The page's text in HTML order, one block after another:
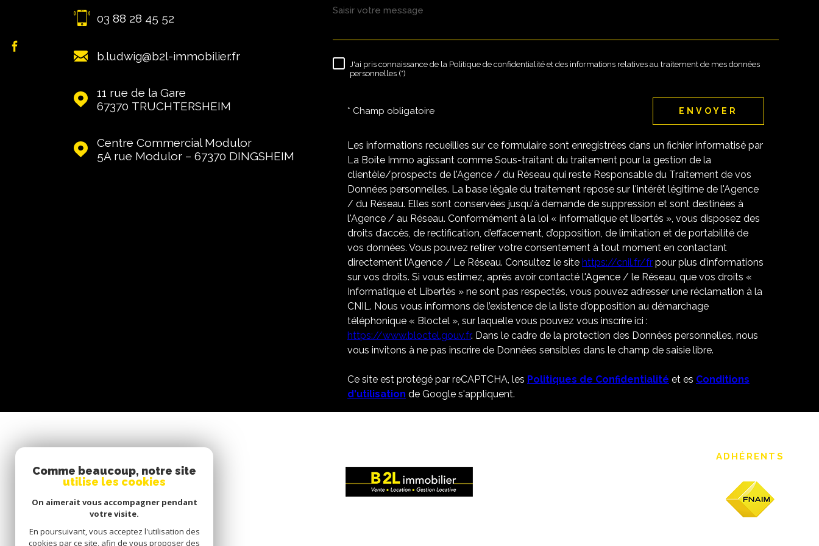
03 88 28 45 52
b.ludwig@b2l-immobilier.fr
11 rue de la Gare
67370
TRUCHTERSHEIM
Centre Commercial Modulor
5A rue Modulor – 67370
DINGSHEIM
RÈGLEMENTATION
J'ai pris connaissance de la Politique de confidentialité et des informations relatives au traitement de mes données
personnelles (*)
* Champ obligatoire ENVOYER
Les informations recueillies sur ce formulaire sont enregistrées dans un fichier informatisé par
La Boite Immo agissant comme Sous-traitant du traitement pour la gestion de la
clientèle/prospects de l'Agence / du Réseau qui reste Responsable du Traitement de vos
Données personnelles. La base légale du traitement repose sur l'intérêt légitime de l'Agence
/ du Réseau. Elles sont conservées jusqu'à demande de suppression et sont destinées à
l'Agence / au Réseau. Conformément à la loi « informatique et libertés », vous disposez des
droits d’accès, de rectification, d’effacement, d’opposition, de limitation et de portabilité de
vos données. Vous pouvez retirer votre consentement à tout moment en contactant
directement l’Agence / Le Réseau. Consultez le site https://cnil.fr/fr pour plus d’informations
sur vos droits. Si vous estimez, après avoir contacté l'Agence / le Réseau, que vos droits «
Informatique et Libertés » ne sont pas respectés, vous pouvez adresser une réclamation à la
CNIL. Nous vous informons de l’existence de la liste d'opposition au démarchage
téléphonique « Bloctel », sur laquelle vous pouvez vous inscrire ici :
https://www.bloctel.gouv.fr. Dans le cadre de la protection des Données personnelles, nous
vous invitons à ne pas inscrire de Données sensibles dans le champ de saisie libre.
Ce site est protégé par reCAPTCHA, les Politiques de Confidentialité et es Conditions
d'utilisation de Google s'appliquent.
ADHÉRENTS
Comme beaucoup, notre site
utilise les cookies
On aimerait vous accompagner pendant
votre visite.
En poursuivant, vous acceptez l'utilisation des
cookies par ce site, afin de vous proposer des